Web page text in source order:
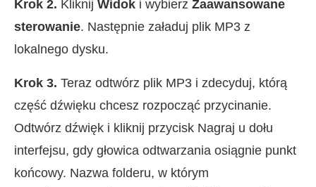
Krok 2. Kliknij Widok i wybierz Zaawansowane
sterowanie. Następnie załaduj plik MP3 z
lokalnego dysku.
Krok 3. Teraz odtwórz plik MP3 i zdecyduj, którą
część dźwięku chcesz rozpocząć przycinanie.
Odtwórz dźwięk i kliknij przycisk Nagraj u dołu
interfejsu, gdy głowica odtwarzania osiągnie punkt
końcowy. Nazwa folderu, w którym